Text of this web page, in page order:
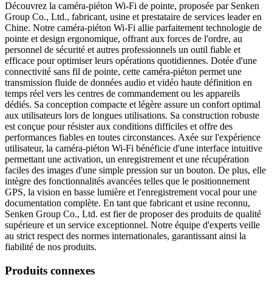
Découvrez la caméra-piéton Wi-Fi de pointe, proposée par Senken
Group Co., Ltd., fabricant, usine et prestataire de services leader en
Chine. Notre caméra-piéton Wi-Fi allie parfaitement technologie de
pointe et design ergonomique, offrant aux forces de l'ordre, au
personnel de sécurité et autres professionnels un outil fiable et
efficace pour optimiser leurs opérations quotidiennes. Dotée d'une
connectivité sans fil de pointe, cette caméra-piéton permet une
transmission fluide de données audio et vidéo haute définition en
temps réel vers les centres de commandement ou les appareils
dédiés. Sa conception compacte et légère assure un confort optimal
aux utilisateurs lors de longues utilisations. Sa construction robuste
est conçue pour résister aux conditions difficiles et offre des
performances fiables en toutes circonstances. Axée sur l'expérience
utilisateur, la caméra-piéton Wi-Fi bénéficie d'une interface intuitive
permettant une activation, un enregistrement et une récupération
faciles des images d'une simple pression sur un bouton. De plus, elle
intègre des fonctionnalités avancées telles que le positionnement
GPS, la vision en basse lumière et l'enregistrement vocal pour une
documentation complète. En tant que fabricant et usine reconnu,
Senken Group Co., Ltd. est fier de proposer des produits de qualité
supérieure et un service exceptionnel. Notre équipe d'experts veille
au strict respect des normes internationales, garantissant ainsi la
fiabilité de nos produits.
Produits connexes